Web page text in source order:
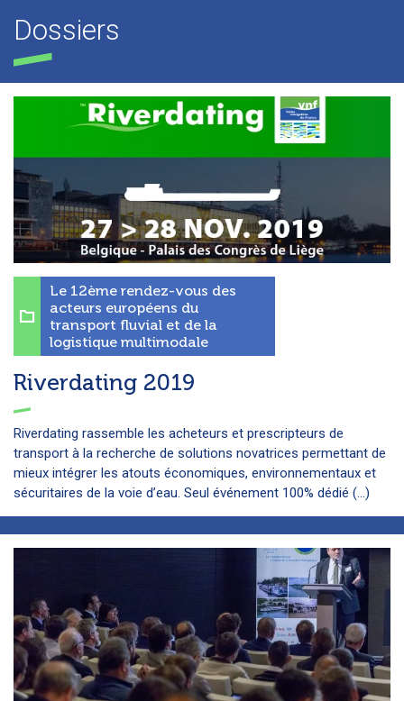
Dossiers
Riverdating 2019
Riverdating rassemble les acheteurs et prescripteurs de
transport à la recherche de solutions novatrices permettant de
mieux intégrer les atouts économiques, environnementaux et
sécuritaires de la voie d’eau. Seul événement 100% dédié (...)
Le 12ème rendez-vous des
acteurs européens du
transport fluvial et de la
logistique multimodale